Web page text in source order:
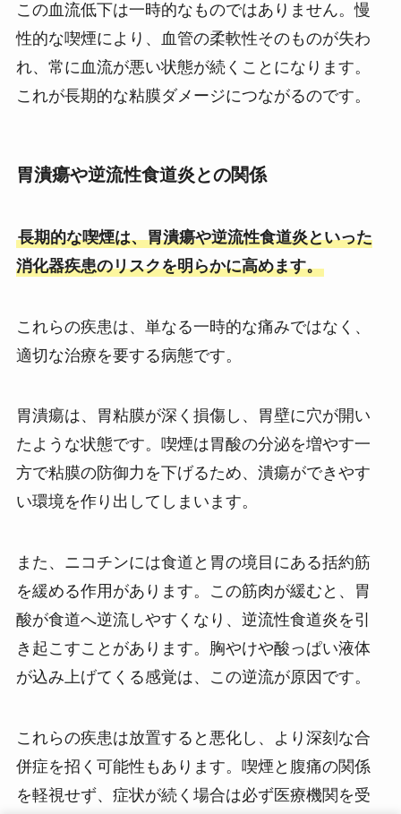
この血流低下は一時的なものではありません。慢
性的な喫煙により、血管の柔軟性そのものが失わ
れ、常に血流が悪い状態が続くことになります。
これが長期的な粘膜ダメージにつながるのです。
胃潰瘍や逆流性食道炎との関係
長期的な喫煙は、胃潰瘍や逆流性食道炎といった
消化器疾患のリスクを明らかに高めます。
これらの疾患は、単なる一時的な痛みではなく、
適切な治療を要する病態です。
胃潰瘍は、胃粘膜が深く損傷し、胃壁に穴が開い
たような状態です。喫煙は胃酸の分泌を増やす一
方で粘膜の防御力を下げるため、潰瘍ができやす
い環境を作り出してしまいます。
また、ニコチンには食道と胃の境目にある括約筋
を緩める作用があります。この筋肉が緩むと、胃
酸が食道へ逆流しやすくなり、逆流性食道炎を引
き起こすことがあります。胸やけや酸っぱい液体
が込み上げてくる感覚は、この逆流が原因です。
これらの疾患は放置すると悪化し、より深刻な合
併症を招く可能性もあります。喫煙と腹痛の関係
を軽視せず、症状が続く場合は必ず医療機関を受